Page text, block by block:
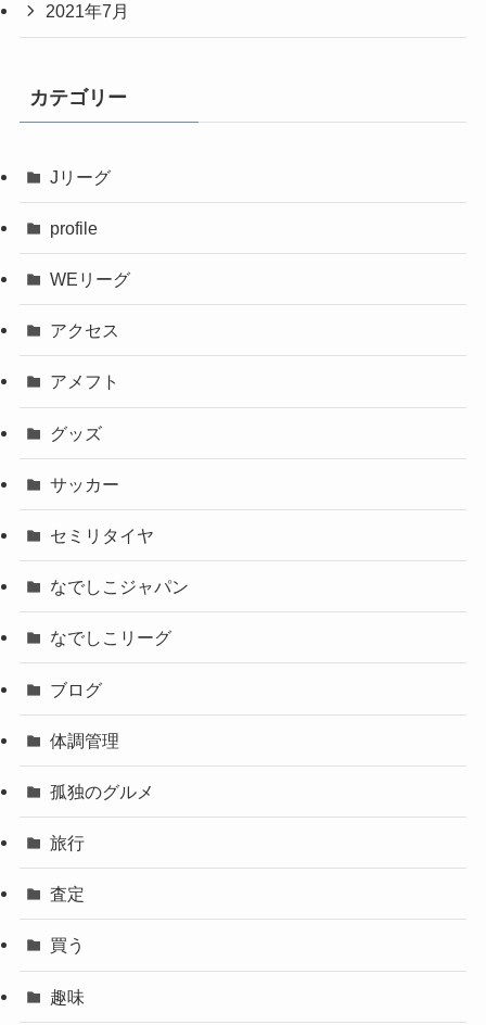
2021年7月
カテゴリー
Jリーグ
profile
WEリーグ
アクセス
アメフト
グッズ
サッカー
セミリタイヤ
なでしこジャパン
なでしこリーグ
ブログ
体調管理
孤独のグルメ
旅行
査定
買う
趣味